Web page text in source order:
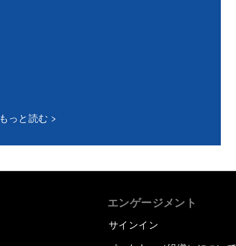
もっと読む
エンゲージメント
サインイン